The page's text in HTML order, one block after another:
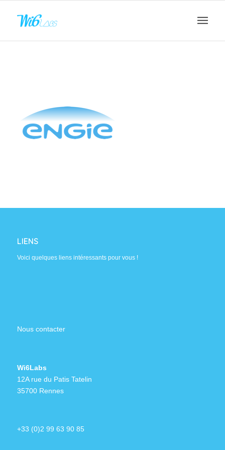
LIENS
Voici quelques liens intéressants pour vous !
Nous contacter
Wi6Labs
12A rue du Patis Tatelin
35700 Rennes
+33 (0)2 99 63 90 85